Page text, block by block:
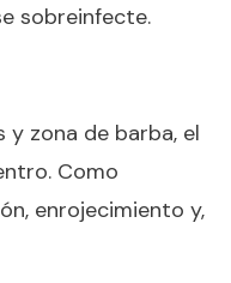
sobreinfecte.
y zona de barba, el
Como
enrojecimiento y,